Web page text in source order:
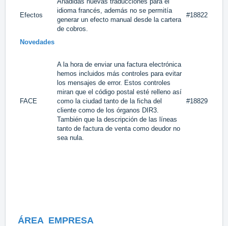
Efectos
idioma francés, además no se permitía
generar un efecto manual desde la cartera
de cobros.
#18822
Novedades
FACE
A la hora de enviar una factura electrónica
hemos incluidos más controles para evitar
los mensajes de error. Estos controles
miran que el código postal esté relleno así
como la ciudad tanto de la ficha del
cliente como de los órganos DIR3.
También que la descripción de las líneas
tanto de factura de venta como deudor no
sea nula.
#18829
ÁREA EMPRESA